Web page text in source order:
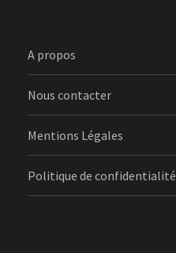
A propos
Nous contacter
Mentions Légales
Politique de confidentialité